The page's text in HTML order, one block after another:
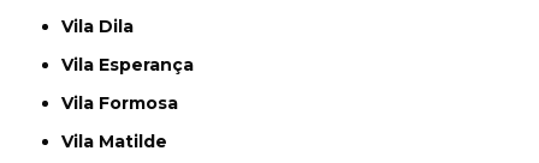
Vila Dila
Vila Esperança
Vila Formosa
Vila Matilde